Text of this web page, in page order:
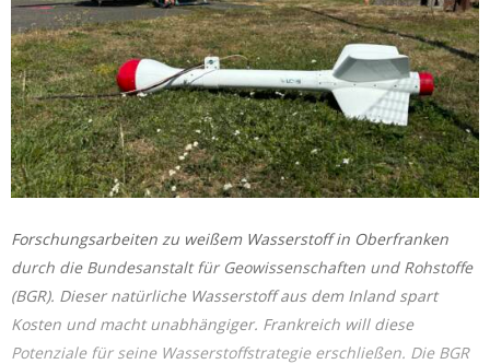
Forschungsarbeiten zu weißem Wasserstoff in Oberfranken
durch die Bundesanstalt für Geowissenschaften und Rohstoffe
(BGR). Dieser natürliche Wasserstoff aus dem Inland spart
Kosten und macht unabhängiger. Frankreich will diese
Potenziale für seine Wasserstoffstrategie erschließen. Die BGR